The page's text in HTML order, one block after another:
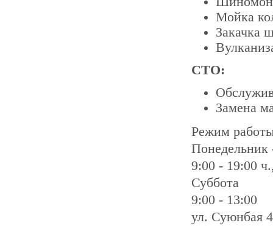
Мойка
Закачка
СТО:
Замена
Режим
Понедельник
9:00 - 19:00
Суббота
9:00 - 13:00
ул. Суюнбая